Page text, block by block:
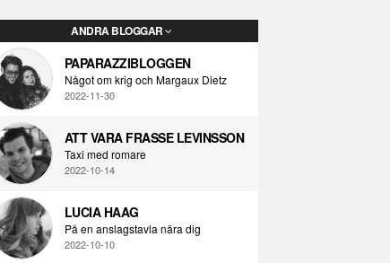
ANDRA BLOGGAR
PAPARAZZIBLOGGEN
Något om krig och Margaux Dietz
2022-11-30
ATT VARA FRASSE LEVINSSON
Taxi med romare
2022-10-14
LUCIA HAAG
På en anslagstavla nära dig
2022-10-10